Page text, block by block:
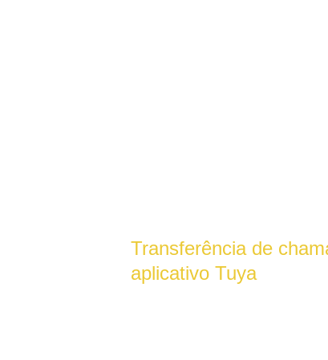
Transferência de
aplicativo Tuya